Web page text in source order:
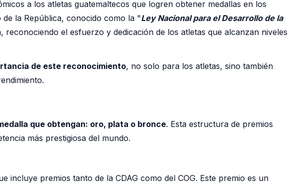
a los atletas guatemaltecos que logren obtener medallas en los
la República, conocido como la "Ley Nacional para el Desarrollo de la
el esfuerzo y dedicación de los atletas que alcanzan niveles
de este reconocimiento, no solo para los atletas, sino también
que obtengan: oro, plata o bronce. Esta estructura de premios
más prestigiosa del mundo.
premios tanto de la CDAG como del COG. Este premio es un